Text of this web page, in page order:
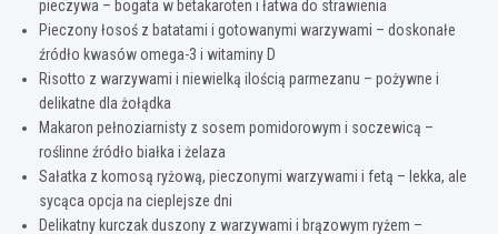
pieczywa – bogata w betakaroten i łatwa do strawienia
Pieczony łosoś z batatami i gotowanymi warzywami – doskonałe
źródło kwasów omega-3 i witaminy D
Risotto z warzywami i niewielką ilością parmezanu – pożywne i
delikatne dla żołądka
Makaron pełnoziarnisty z sosem pomidorowym i soczewicą –
roślinne źródło białka i żelaza
Sałatka z komosą ryżową, pieczonymi warzywami i fetą – lekka, ale
sycąca opcja na cieplejsze dni
Delikatny kurczak duszony z warzywami i brązowym ryżem –